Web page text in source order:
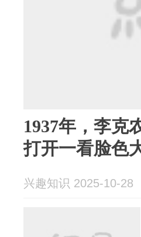
1937年，李克
打开一看脸色
兴趣知识 2025-10-28